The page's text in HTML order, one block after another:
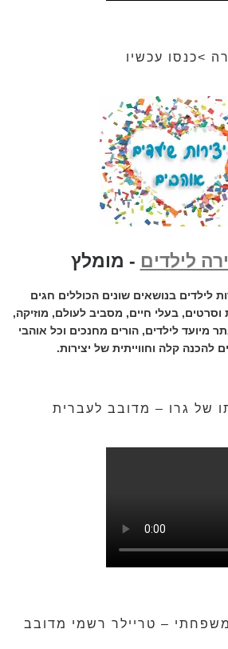
>כנסו עכשיו
לילדים - מומלץ
לילדים בנושאים שונים הכוללים חגים
וסרטים, בעלי חיים, מסביב לעולם, מוזיקה,
מיועד לילדים, הורים מחנכים וכל אוהבי
להכנה קלה וחווייתית של יצירות.